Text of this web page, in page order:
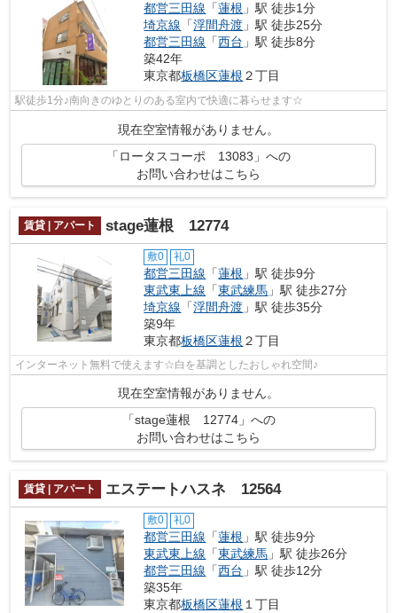
都営三田線 「蓮根 」駅 徒歩1分
埼京線 「浮間舟渡 」駅 徒歩25分
都営三田線 「西台 」駅 徒歩8分
築42年
東京都板橋区蓮根 ２丁目
駅徒歩1分♪南向きのゆとりのある室内で快適に暮らせます☆
現在空室情報がありません。
「ロータスコーポ 13083」への
お問い合わせはこちら
賃貸 | アパート stage蓮根 12774
敷0 礼0
都営三田線 「蓮根 」駅 徒歩9分
東武東上線 「東武練馬 」駅 徒歩27分
埼京線 「浮間舟渡 」駅 徒歩35分
築9年
東京都板橋区蓮根 ２丁目
インターネット無料で使えます☆白を基調としたおしゃれ空間♪
現在空室情報がありません。
「stage蓮根 12774」への
お問い合わせはこちら
賃貸 | アパート エステートハスネ 12564
敷0 礼0
都営三田線 「蓮根 」駅 徒歩9分
東武東上線 「東武練馬 」駅 徒歩26分
都営三田線 「西台 」駅 徒歩12分
築35年
東京都板橋区蓮根 １丁目